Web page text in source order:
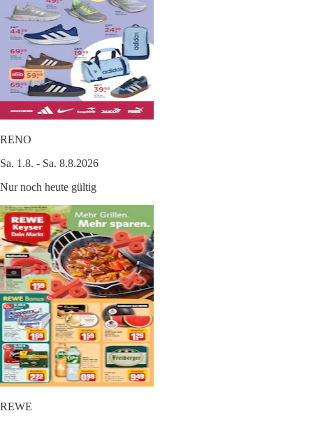
RENO
Sa. 1.8. - Sa. 8.8.2026
Nur noch heute gültig
REWE